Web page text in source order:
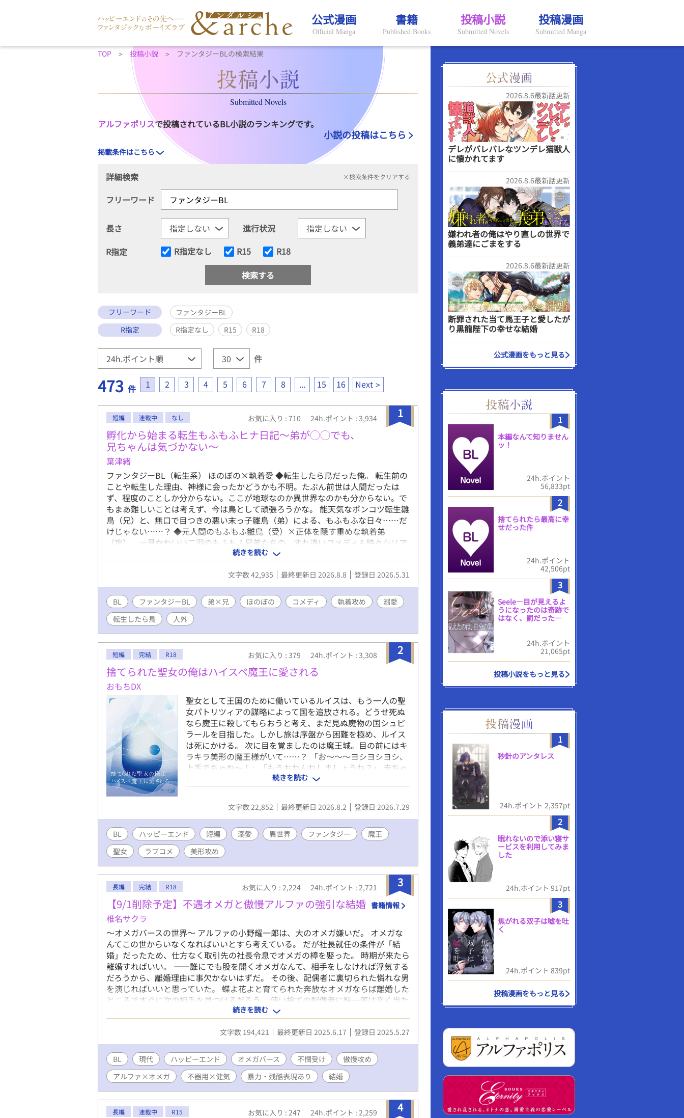
公式漫画
Official Manga
書籍
Published Books
投稿小説
Submitted Novels
投稿漫画
Submitted Manga
TOP 投稿小説 ファンタジーBLの検索結果
Submitted Novels
アルファポリスで投稿されているBL小説のランキングです。
小説の投稿はこちら
掲載条件はこちら
詳細検索 ×検索条件をクリアする
フリーワード
長さ
進行状況
R指定
R指定なし R15 R18
フリーワード
ファンタジーBL
R指定
R指定なし R15 R18
件
473 件 1 2 3 4 5 6 7 8 ... 15 16 Next
1
短編 連載中 なし お気に入り : 710 24h.ポイント : 3,934
孵化から始まる転生もふもふヒナ日記〜弟が◯◯でも、
兄ちゃんは気づかない〜
葉津緒
ファンタジーBL（転生系） ほのぼの×執着愛 ◆転生したら鳥だった俺。 転生前の
ことや転生した理由、神様に会ったかどうかも不明。たぶん前世は人間だったは
ず、程度のことしか分からない。ここが地球なのか異世界なのかも分からない。で
もまあ難しいことは考えず、今は鳥として頑張ろうかな。 能天気なポンコツ転生雛
鳥（兄）と、無口で目つきの悪い末っ子雛鳥（弟）による、もふもふな日々……だ
けじゃない……？ ◆元人間のもふもふ雛鳥（受）×正体を隠す重めな執着弟
（攻）。一見かわいい二羽のもふもふ兄弟たちの、すれ違いコメディ＆時々シリア
ス物語🐣 ※本編は全年齢向けBLになります。 完結後に番外編にて少しだけいちゃ
いちゃな場面（R15程度）を書く予定です。
続きを読む
文字数 42,935 最終更新日 2026.8.8 登録日 2026.5.31
BL ファンタジーBL 弟×兄 ほのぼの コメディ 執着攻め
溺愛
転生したら鳥
人外
2
短編 完結 R18 お気に入り : 379 24h.ポイント : 3,308
捨てられた聖女の俺はハイスペ魔王に愛される
おもちDX
聖女として王国のために働いているルイスは、もう一人の聖
女パトリツィアの謀略によって国を追放される。どうせ死ぬ
なら魔王に殺してもらおうと考え、まだ見ぬ魔物の国シュピ
ラールを目指した。しかし旅は序盤から困難を極め、ルイス
は死にかける。 次に目を覚ましたのは魔王城。目の前にはキ
ラキラ美形の魔王様がいて……？ 「お〜〜〜ヨシヨシヨシ、
上手でちゅね〜！」「もうおねんねしましょうね？」 赤ちゃ
んみたいに甘やかされて、ルイスの心は癒されていく。 溺愛
よちよち魔王×自己肯定感低め聖女 短編のファンタジーBLで
す。お気軽に楽しんでいただければと思います。
続きを読む
文字数 22,852 最終更新日 2026.8.2 登録日 2026.7.29
BL ハッピーエンド 短編 溺愛 異世界 ファンタジー
魔王
聖女
ラブコメ 美形攻め
3
長編 完結 R18 お気に入り : 2,224 24h.ポイント : 2,721
【9/1削除予定】不遇オメガと傲慢アルファの強引な結婚
椎名サクラ
書籍情報
～オメガバースの世界～ アルファの小野耀一郞は、大のオメガ嫌いだ。 オメガな
んてこの世からいなくなればいいとすら考えている。 だが社長就任の条件が「結
婚」だったため、仕方なく取引先の社長令息でオメガの樟を娶った。 時期が来たら
離婚すればいい。 ――誰にでも股を開くオメガなんて、相手をしなければ浮気する
だろうから、離婚理由に事欠かないはずだ。 その後、配偶者に裏切られた憐れな男
を演じればいいと思っていた。 蝶よ花よと育てられた奔放なオメガならば離婚した
ところですぐに次の相手を見つけるだろう。 使い捨ての配偶者に耀一郞は辛く当た
るのだった。 しかし、実の父親にすら冷遇されると知ったその日、家に帰ると樟は
自室で高熱を出し倒れていた。 クレジットカードを渡しておけば好き勝手するだろ
うと思っていたのに、彼の部屋には持ってきた段ボールとペラペラの布団しかなか
った。 耀一郞は自分がしたことに初めて戦慄を覚えた。 どこまでも不遇なオメガ
と、傲慢にならざるを得なかったアルファが、ゆっくりと心を寄せ合い家族になる
話です。 ※他サイトでも掲載中 ※すでにカクヨムサイト内で全話配信してます
が、こちらではRシーンを追加予定 ※本作は第2回ルビーファンタジーBL小説大
賞 優秀賞を受賞しました 書籍化しましたらアルファポリスさんの規定により削
除予定です
続きを読む
文字数 194,421 最終更新日 2025.6.17 登録日 2025.5.27
BL 現代 ハッピーエンド オメガバース 不憫受け
傲慢攻め
アルファ×オメガ
不器用×健気 暴力・残酷表現あり 結婚
4
長編 連載中 R15 お気に入り : 247 24h.ポイント : 2,259
2026.8.6最新話更新
デレがバレバレなツンデレ猫獣人
に懐かれてます
2026.8.6最新話更新
嫌われ者の俺はやり直しの世界で
義弟達にごまをする
2026.8.6最新話更新
断罪された当て馬王子と愛したが
り黒龍陛下の幸せな結婚
公式漫画をもっと見る
1
本編なんて知りません
ッ！
24h.ポイント
56,833pt
2
捨てられたら最高に幸
せだった件
24h.ポイント
42,506pt
3
Seele―目が見えるよ
うになったのは奇跡で
はなく、罰だった―
24h.ポイント
21,065pt
投稿小説をもっと見る
1
秒針のアンタレス
24h.ポイント 2,357pt
2
眠れないので添い寝サ
ービスを利用してみま
した
24h.ポイント 917pt
3
焦がれる双子は嘘を吐
く
24h.ポイント 839pt
投稿漫画をもっと見る